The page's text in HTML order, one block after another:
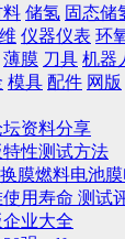
料 储氢 固态储
仪器仪表 环
薄膜 刀具 机器
模具 配件 网版
资料分享
性测试方法
膜燃料电池
用寿命 测试
业大全